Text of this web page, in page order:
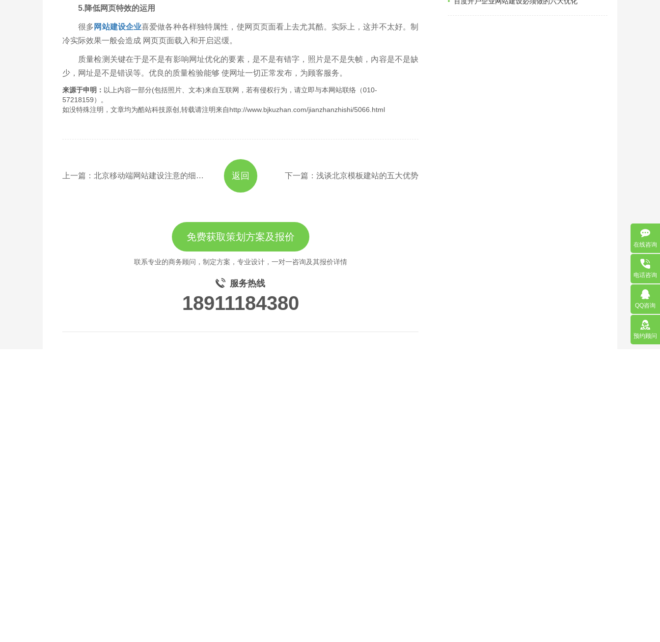
5.降低网页特效的运用
很多 网站建设企业喜爱做各种各样独特属性，使网页页面看上去尤其酷。实际上，这并不太好。制
冷实际效果一般会造成 网页页面载入和开启迟缓。
质量检测关键在于是不是有影响网址优化的要素，是不是有错字，照片是不是失帧，內容是不是缺
少，网址是不是错误等。优良的质量检验能够 使网址一切正常发布，为顾客服务。
来源于申明： 以上内容一部分(包括照片、文本)来自互联网，若有侵权行为，请立即与本网站联络（010-
57218159）。
如没特殊注明，文章均为酷站科技原创,转载请注明来自http://www.bjkuzhan.com/jianzhanzhishi/5066.html
上一篇：北京移动端网站建设注意的细节有哪些? 下一篇：浅谈北京模板建站的五大优势
返回
免费获取策划方案及报价
联系专业的商务顾问，制定方案，专业设计，一对一咨询及其报价详情
服务热线
18911184380
在线咨询
电话咨询
QQ咨询
预约顾问